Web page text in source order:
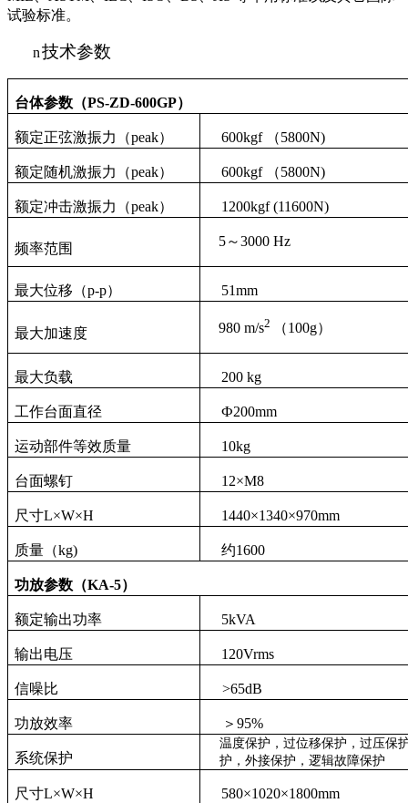
试验标准。
n技术参数
台体参数 （PS-ZD-600GP）
额定正弦激振力（peak） 600kgf （5800N)
额定随机激振力（peak） 600kgf （5800N)
额定冲击激振力（peak） 1200kgf (11600N)
频率范围 5～3000 Hz
最大位移（p-p） 51mm
最大加速度 980 m/s2 （100g）
最大负载 200 kg
工作台面直径 Ф200mm
运动部件等效质量 10kg
台面螺钉 12×M8
尺寸L×W×H 1440×1340×970mm
质量（kg) 约1600
功放参数 （KA-5）
额定输出功率 5kVA
输出电压 120Vrms
信噪比 >65dB
功放效率 ＞ 95%
系统保护
温度保护，过位移保护，过压保
护，外接保护，逻辑故障保护
尺寸L×W×H 580×1020×1800mm